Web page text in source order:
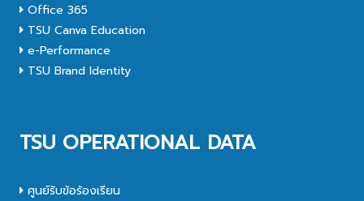
Office 365
TSU Canva Education
e-Performance
TSU Brand Identity
TSU OPERATIONAL DATA
ศูนย์รับข้อร้องเรียน